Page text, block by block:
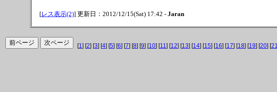
[レス表示(2)] 更新日：2012/12/15(Sat) 17:42 - Jaran
[1 ] [2] [3] [4] [5] [6] [7] [8] [9] [10] [11 ] [12] [13] [14] [15] [16] [17] [18] [19] [20] [21